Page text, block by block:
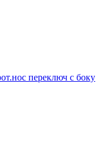
переключ с боку